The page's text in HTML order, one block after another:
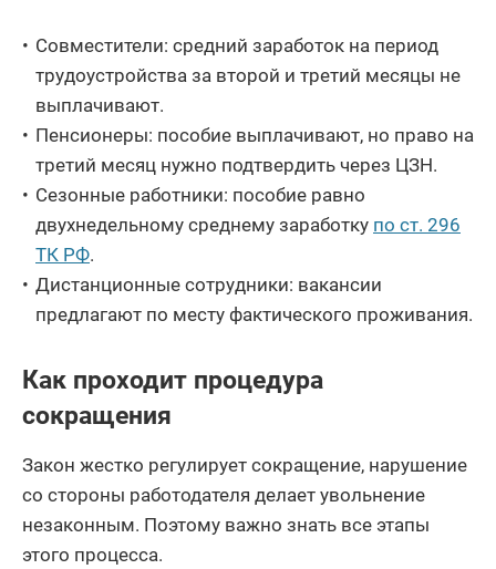
Совместители: средний заработок на период
трудоустройства за второй и третий месяцы не
выплачивают.
Пенсионеры: пособие выплачивают, но право на
третий месяц нужно подтвердить через ЦЗН.
Сезонные работники: пособие равно
двухнедельному среднему заработку по ст. 296
ТК РФ.
Дистанционные сотрудники: вакансии
предлагают по месту фактического проживания.
Как проходит процедура
сокращения
Закон жестко регулирует сокращение, нарушение
со стороны работодателя делает увольнение
незаконным. Поэтому важно знать все этапы
этого процесса.